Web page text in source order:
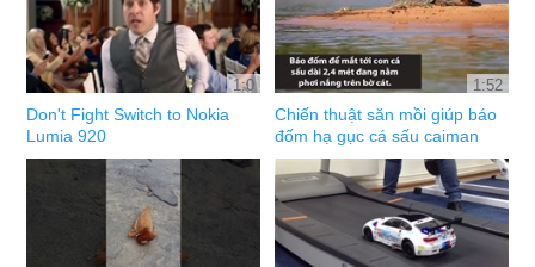
1:0
Don't Fight Switch to Nokia
Lumia 920
1:52
Chiến thuật săn mồi giúp báo
đốm hạ gục cá sấu caiman